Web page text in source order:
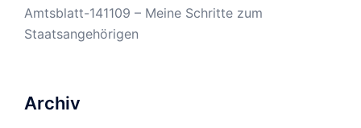
Amtsblatt-141109 – Meine Schritte zum
Staatsangehörigen
Archiv